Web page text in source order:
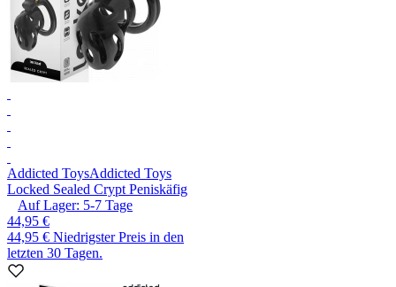
Addicted ToysAddicted Toys
Locked Sealed Crypt Peniskäfig
Auf Lager: 5-7 Tage
44,95 €
44,95 € Niedrigster Preis in den
letzten 30 Tagen.